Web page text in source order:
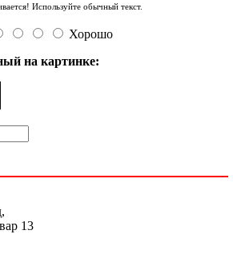
Используйте обычный текст.
Хорошо
на картинке:
13